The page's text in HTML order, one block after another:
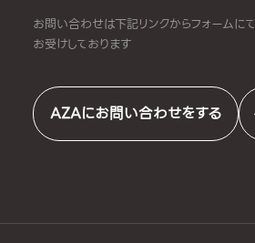
お問い合わせは下記リンクからフォームにて
お受けしております
AZAにお問い合わせをする